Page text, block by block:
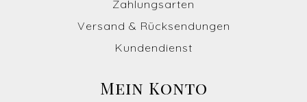
Zahlungsarten
Versand & Rücksendungen
Kundendienst
Mein Konto